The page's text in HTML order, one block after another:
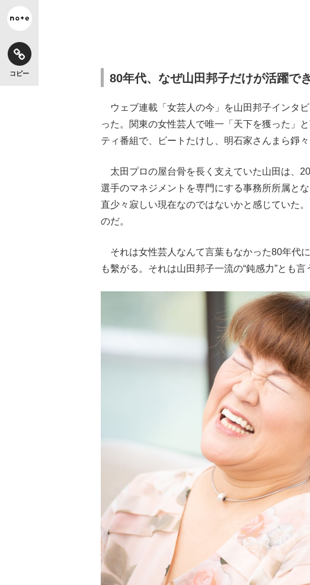
コピー 80年代、なぜ山田邦子だけが活躍で
ウェブ連載「女芸人の今」を山田邦子インタ
った。関東の女性芸人で唯一「天下を獲った」
ティ番組で、ビートたけし、明石家さんまら錚
太田プロの屋台骨を長く支えていた山田は、
選手のマネジメントを専門にする事務所所属と
直少々寂しい現在なのではないかと感じていた
のだ。
それは女性芸人なんて言葉もなかった80年代
も繫がる。それは山田邦子一流の“鈍感力”とも言